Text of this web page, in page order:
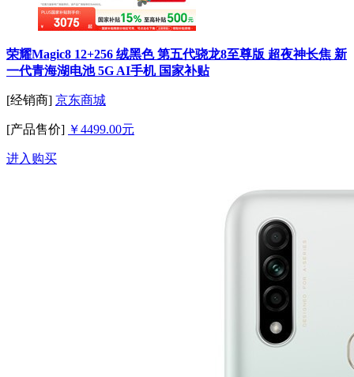
荣耀Magic8 12+256 绒黑色 第五代骁龙8至尊版 超夜神长焦 新
一代青海湖电池 5G AI手机 国家补贴
[经销商] 京东商城
[产品售价] ￥4499.00元
进入购买